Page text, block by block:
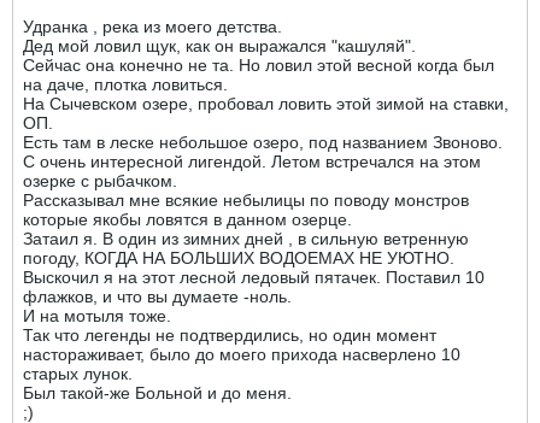
Удранка , река из моего детства.
Дед мой ловил щук, как он выражался "кашуляй".
Сейчас она конечно не та. Но ловил этой весной когда был
на даче, плотка ловиться.
На Сычевском озере, пробовал ловить этой зимой на ставки,
ОП.
Есть там в леске небольшое озеро, под названием Звоново.
С очень интересной лигендой. Летом встречался на этом
озерке с рыбачком.
Рассказывал мне всякие небылицы по поводу монстров
которые якобы ловятся в данном озерце.
Затаил я. В один из зимних дней , в сильную ветренную
погоду, КОГДА НА БОЛЬШИХ ВОДОЕМАХ НЕ УЮТНО.
Выскочил я на этот лесной ледовый пятачек. Поставил 10
флажков, и что вы думаете -ноль.
И на мотыля тоже.
Так что легенды не подтвердились, но один момент
настораживает, было до моего прихода насверлено 10
старых лунок.
Был такой-же Больной и до меня.
;)